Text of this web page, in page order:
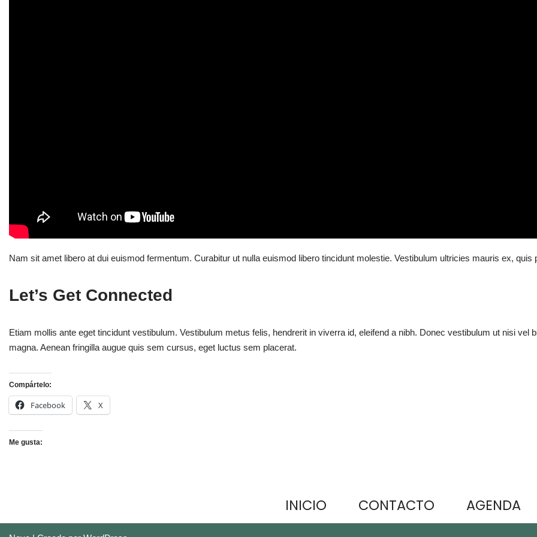
Nam sit amet libero at dui euismod fermentum. Curabitur ut nulla euismod libero tincidunt molestie. Vestibulum ultricies mauris ex, quis
Let’s Get Connected
Etiam mollis ante eget tincidunt vestibulum. Vestibulum metus felis, hendrerit in viverra id, eleifend a nibh. Donec vestibulum ut nisi
magna. Aenean fringilla augue quis sem cursus, eget luctus sem placerat.
Compártelo:
Facebook X
Me gusta:
INICIO CONTACTO AGENDA